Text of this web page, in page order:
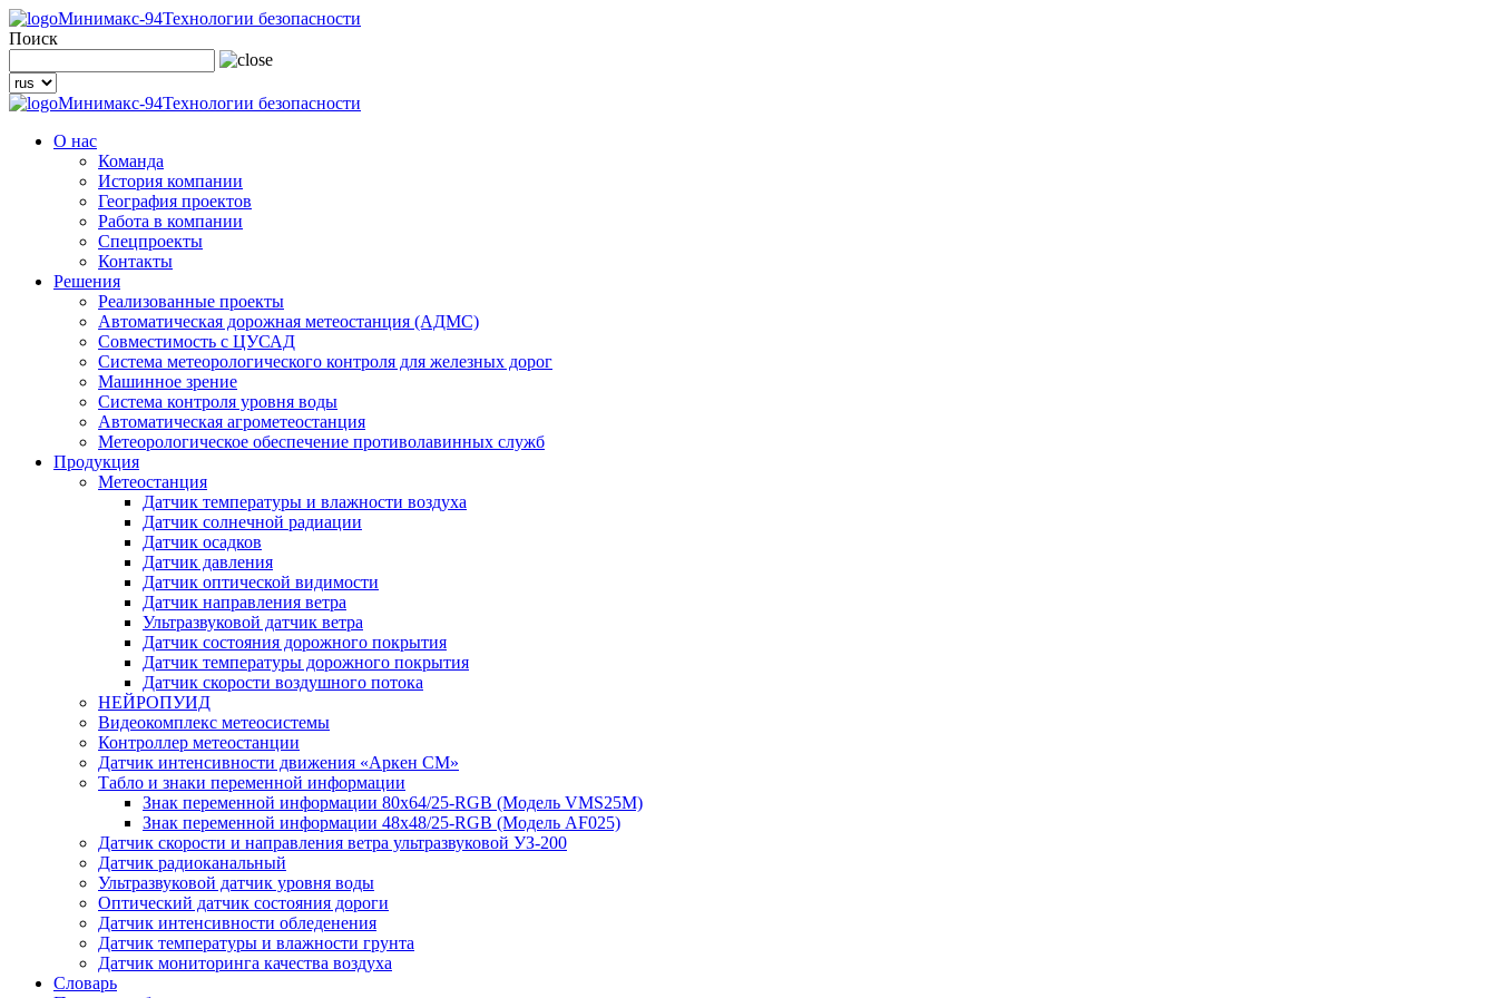
Минимакс-94Технологии безопасности
Поиск
Минимакс-94Технологии безопасности
О нас
Команда
История компании
География проектов
Работа в компании
Спецпроекты
Контакты
Решения
Реализованные проекты
Автоматическая дорожная метеостанция (АДМС)
Совместимость с ЦУСАД
Система метеорологического контроля для железных дорог
Машинное зрение
Система контроля уровня воды
Автоматическая агрометеостанция
Метеорологическое обеспечение противолавинных служб
Продукция
Метеостанция
Датчик температуры и влажности воздуха
Датчик солнечной радиации
Датчик осадков
Датчик давления
Датчик оптической видимости
Датчик направления ветра
Ультразвуковой датчик ветра
Датчик состояния дорожного покрытия
Датчик температуры дорожного покрытия
Датчик скорости воздушного потока
НЕЙРОПУИД
Видеокомплекс метеосистемы
Контроллер метеостанции
Датчик интенсивности движения «Аркен СМ»
Табло и знаки переменной информации
Знак переменной информации 80х64/25-RGB (Модель VMS25M)
Знак переменной информации 48х48/25-RGB (Модель АF025)
Датчик скорости и направления ветра ультразвуковой УЗ-200
Датчик радиоканальный
Ультразвуковой датчик уровня воды
Оптический датчик состояния дороги
Датчик интенсивности обледенения
Датчик температуры и влажности грунта
Датчик мониторинга качества воздуха
Словарь